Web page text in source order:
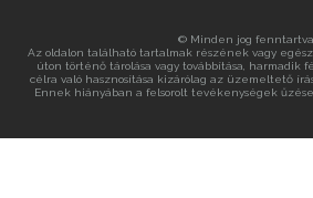
© Minden jog
Az oldalon található tartalmak részének vagy
úton történő tárolása vagy továbbítása, harmadik
célra való hasznosítása kizárólag az üzemeltető
Ennek hiányában a felsorolt tevékenységek